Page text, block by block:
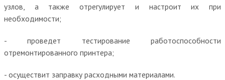
узлов, а также отрегулирует и настроит их при
необходимости;
- проведет тестирование работоспособности
отремонтированного принтера;
- осуществит заправку расходными материалами.